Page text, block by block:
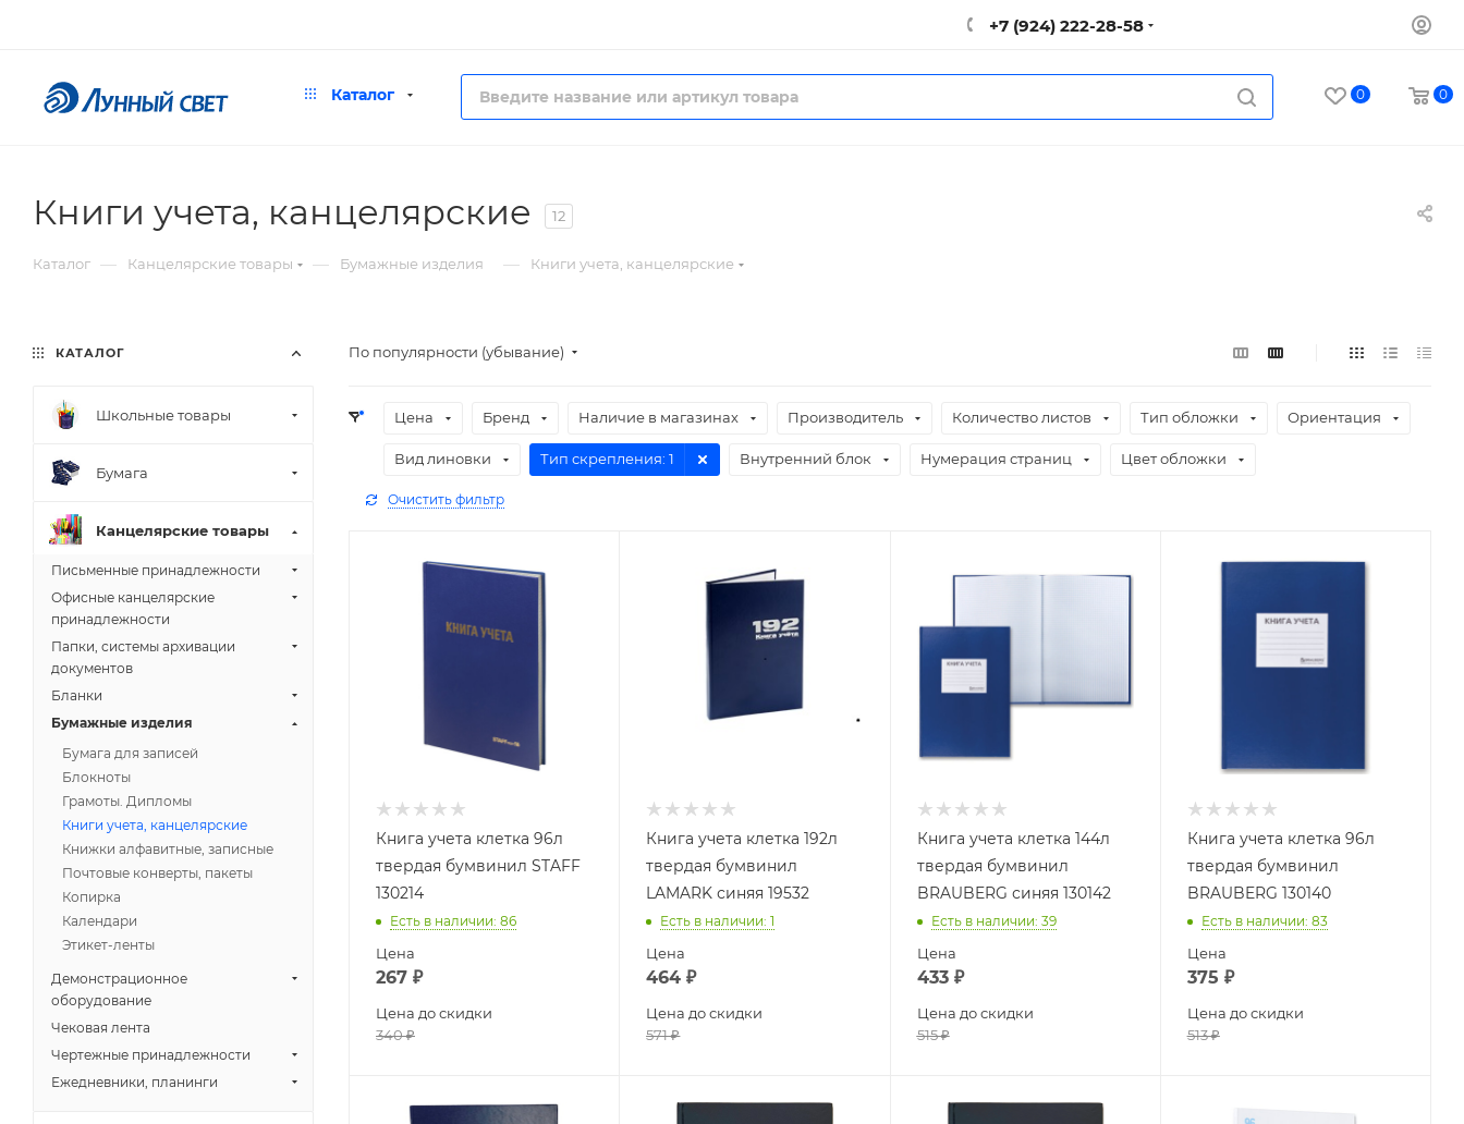
+7 (924) 222-28-58
Каталог 0 0
Книги учета, канцелярские 12
Каталог — Канцелярские товары — Бумажные изделия — Книги учета, канцелярские
По популярности (убывание)
Цена Бренд Наличие в магазинах Производитель Количество листов Тип обложки Ориентация
Вид линовки Тип скрепления: 1 Внутренний блок Нумерация страниц Цвет обложки
Очистить фильтр
Книга учета клетка 96л
твердая бумвинил STAFF
130214
Есть в наличии: 86
Цена
267 ₽
Цена до скидки
340₽
Книга учета клетка 192л
твердая бумвинил
LAMARK синяя 19532
Есть в наличии: 1
Цена
464 ₽
Цена до скидки
571₽
Книга учета клетка 144л
твердая бумвинил
BRAUBERG синяя 130142
Есть в наличии: 39
Цена
433₽
Цена до скидки
515₽
Книга учета клетка 96л
твердая бумвинил
BRAUBERG 130140
Есть в наличии: 83
Цена
375 ₽
Цена до скидки
513₽
КАТАЛОГ
Школьные товары
Бумага
Канцелярские товары
Письменные принадлежности
Офисные канцелярские
принадлежности
Папки, системы архивации
документов
Бланки
Бумажные изделия
Бумага для записей
Блокноты
Грамоты. Дипломы
Книги учета, канцелярские
Книжки алфавитные, записные
Почтовые конверты, пакеты
Копирка
Календари
Этикет-ленты
Демонстрационное
оборудование
Чековая лента
Чертежные принадлежности
Ежедневники, планинги